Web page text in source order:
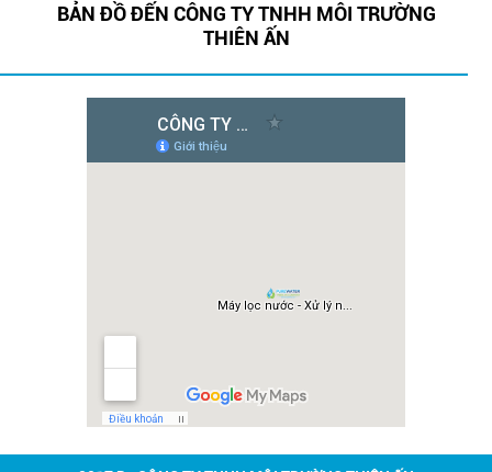
BẢN ĐỒ ĐẾN CÔNG TY TNHH MÔI TRƯỜNG
THIÊN ẤN